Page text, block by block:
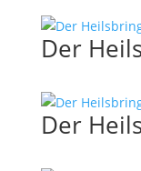
Der
Der